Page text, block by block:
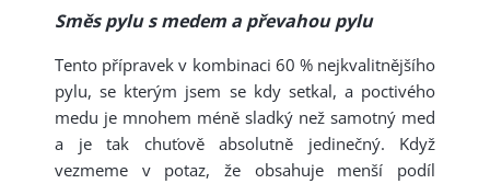
Směs pylu s medem a převahou pylu
Tento přípravek v kombinaci 60 % nejkvalitnějšího
pylu, se kterým jsem se kdy setkal, a poctivého
medu je mnohem méně sladký než samotný med
a je tak chuťově absolutně jedinečný. Když
vezmeme v potaz, že obsahuje menší podíl